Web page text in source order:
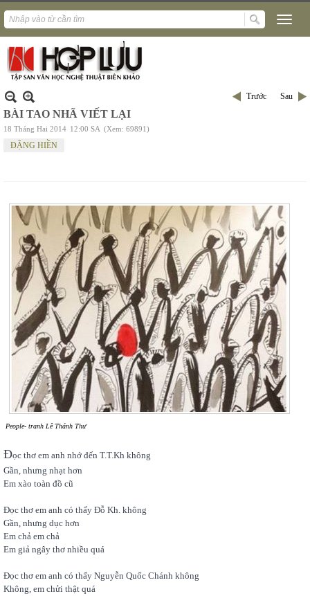
Trước Sau
BÀI TAO NHÃ VIẾT LẠI
18 Tháng Hai 2014 12:00 SA (Xem: 69891)
ĐẶNG HIỀN
People- tranh Lê Thánh Thư
Đọc thơ em anh nhớ đến T.T.Kh không
Gần, nhưng nhạt hơn
Em xào toàn đồ cũ
Đọc thơ em anh có thấy Đỗ Kh. không
Gần, nhưng dục hơn
Em chả em chả
Em giả ngây thơ nhiều quá
Đọc thơ em anh có thấy Nguyễn Quốc Chánh không
Không, em chửi thật quá